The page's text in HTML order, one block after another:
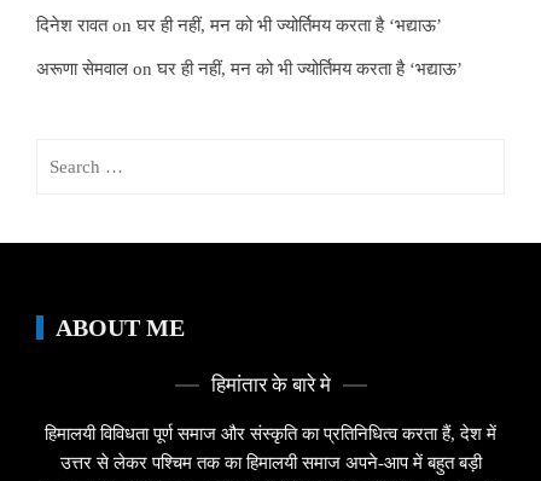
दिनेश रावतonघर ही नहीं, मन को भी ज्योर्तिमय करता है ‘भद्याऊ’
अरूणा सेमवाल onघर ही नहीं, मन को भी ज्योर्तिमय करता है ‘भद्याऊ’
ABOUT ME
हिमांतार के बारे मे
हिमालयी विविधता पूर्ण समाज और संस्कृति का प्रतिनिधित्व करता हैं, देश में
उत्तर से लेकर पश्चिम तक का हिमालयी समाज अपने-आप में बहुत बड़ी